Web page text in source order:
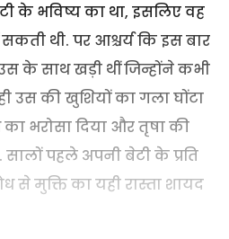
के भविष्य का था, इसलिए वह
थी. पर आश्चर्य कि इस बार
के साथ खड़ी थीं जिन्होंने कभी
उस की खुशियों का गला घोंटा
भरोसा दिया और तृषा की
पहले अपनी बेटी के प्रति
से मुक्ति का यही रास्ता शायद